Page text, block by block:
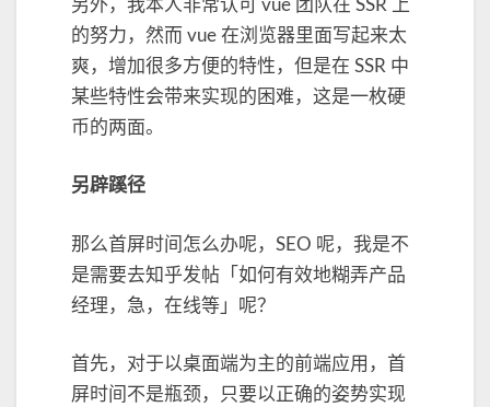
另外，我本人非常认可 vue 团队在 SSR 上
的努力，然而 vue 在浏览器里面写起来太
爽，增加很多方便的特性，但是在 SSR 中
某些特性会带来实现的困难，这是一枚硬
币的两面。
另辟蹊径
那么首屏时间怎么办呢，SEO 呢，我是不
是需要去知乎发帖「如何有效地糊弄产品
经理，急，在线等」呢？
首先，对于以桌面端为主的前端应用，首
屏时间不是瓶颈，只要以正确的姿势实现